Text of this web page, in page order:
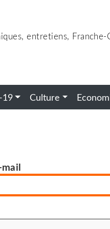
entretiens, Franche-
19 Culture